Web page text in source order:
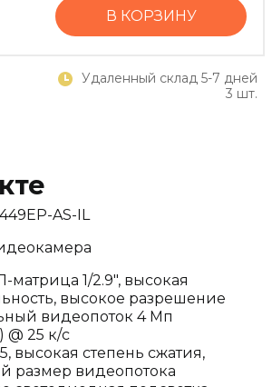
В КОРЗИНУ
Удаленный склад 5-7 дней
3 шт.
AS-IL
1/2.9", высокая
высокое разрешение
видеопоток 4 Мп
@ 25 к/с
высокая степень сжатия,
размер видеопотока